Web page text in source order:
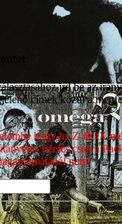
írd be az
címek közül a
hogy ha Z-BOX
fizetés csak a
nem!